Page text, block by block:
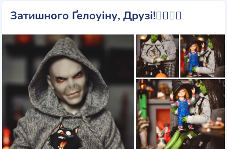
Затишного Ґелоуіну, Друзі!❤️‍🔥🎃👻